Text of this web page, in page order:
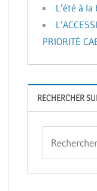
L’été à
PRIORITÉ
RECHERCHER